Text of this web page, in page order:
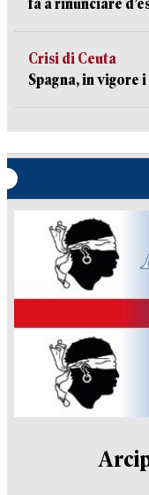
fa a rinunciare
Crisi di Ceuta
Spagna, in